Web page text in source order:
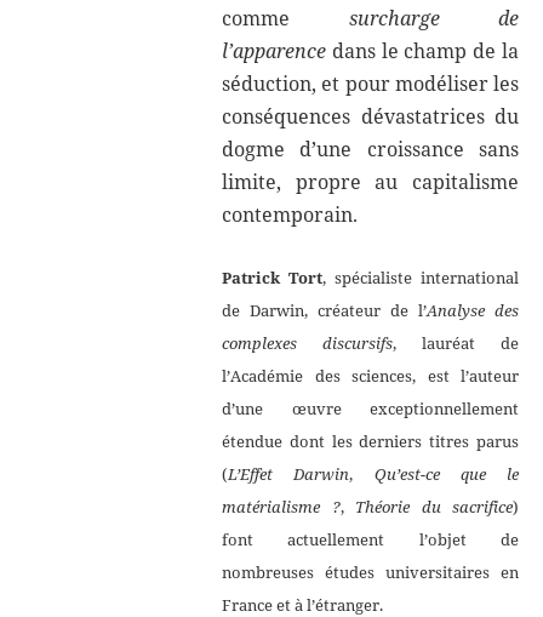
comme surcharge de
l’apparence dans le champ de la
séduction, et pour modéliser les
conséquences dévastatrices du
dogme d’une croissance sans
limite, propre au capitalisme
contemporain.
Patrick Tort, spécialiste international
de Darwin, créateur de l’Analyse des
complexes discursifs, lauréat de
l’Académie des sciences, est l’auteur
d’une œuvre exceptionnellement
étendue dont les derniers titres parus
(L’Effet Darwin, Qu’est-ce que le
matérialisme ?, Théorie du sacrifice)
font actuellement l’objet de
nombreuses études universitaires en
France et à l’étranger.